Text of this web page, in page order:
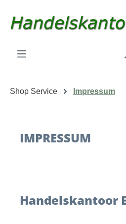
Shop Service Impressum
IMPRESSUM
Handelskantoor